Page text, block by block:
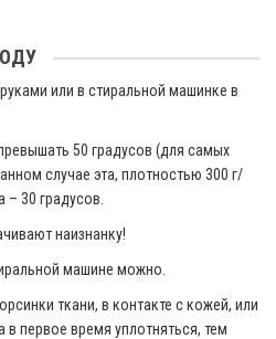
или в стиральной машинке в
50 градусов (для самых
случае эта, плотностью 300 г/
– 30 градусов.
наизнанку!
машине можно.
ткани, в контакте с кожей, или
первое время уплотняться, тем